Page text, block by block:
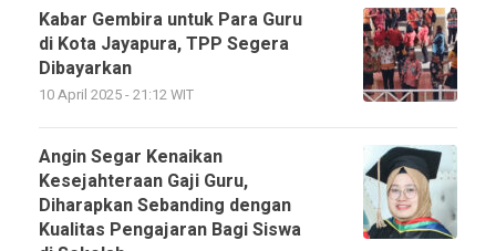
Kabar Gembira untuk Para Guru
di Kota Jayapura, TPP Segera
Dibayarkan
10 April 2025 - 21:12 WIT
Angin Segar Kenaikan
Kesejahteraan Gaji Guru,
Diharapkan Sebanding dengan
Kualitas Pengajaran Bagi Siswa